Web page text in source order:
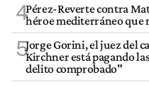
4Pérez-Reverte contra
héroe mediterráneo que
5Jorge Gorini, el juez del
Kirchner está pagando
delito comprobado"